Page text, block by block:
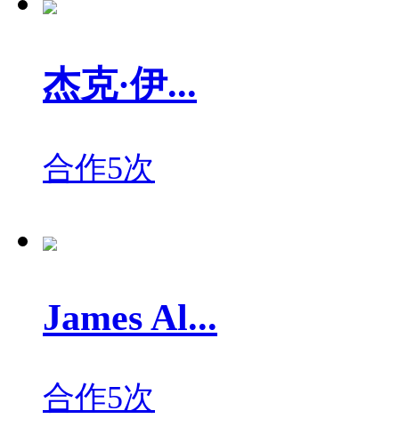
杰克·伊...
合作5次
James Al...
合作5次